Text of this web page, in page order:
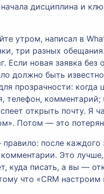
дисциплина и
утром, написал в
три разных
Если новая заявка
должно быть
прозрачности:
комментарий;
открыть почту. Я
Потом — это
после
Это
куда писать, а вы —
что «CRM